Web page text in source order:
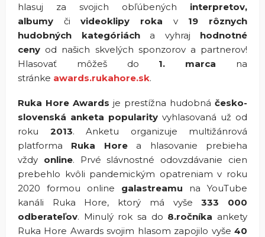
hlasuj za svojich obľúbených interpretov,
albumy čivideoklipy roka v 19 rôznych
hudobných kategóriácha vyhraj hodnotné
ceny od našich skvelých sponzorov a partnerov!
Hlasovať môžeš do 1. marca na
stránke awards.rukahore.sk.
Ruka Hore Awards je prestížna hudobná česko-
slovenská anketa popularity vyhlasovaná už od
roku 2013. Anketu organizuje multižánrová
platforma Ruka Horea hlasovanie prebieha
vždy online. Prvé slávnostné odovzdávanie cien
prebehlo kvôli pandemickým opatreniam v roku
2020 formou online galastreamu na YouTube
kanáli Ruka Hore, ktorý má vyše 333 000
odberateľov. Minulý rok sa do 8.ročníka ankety
Ruka Hore Awards svojim hlasom zapojilo vyše 40